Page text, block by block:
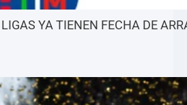
YA TIENEN FECHA DE